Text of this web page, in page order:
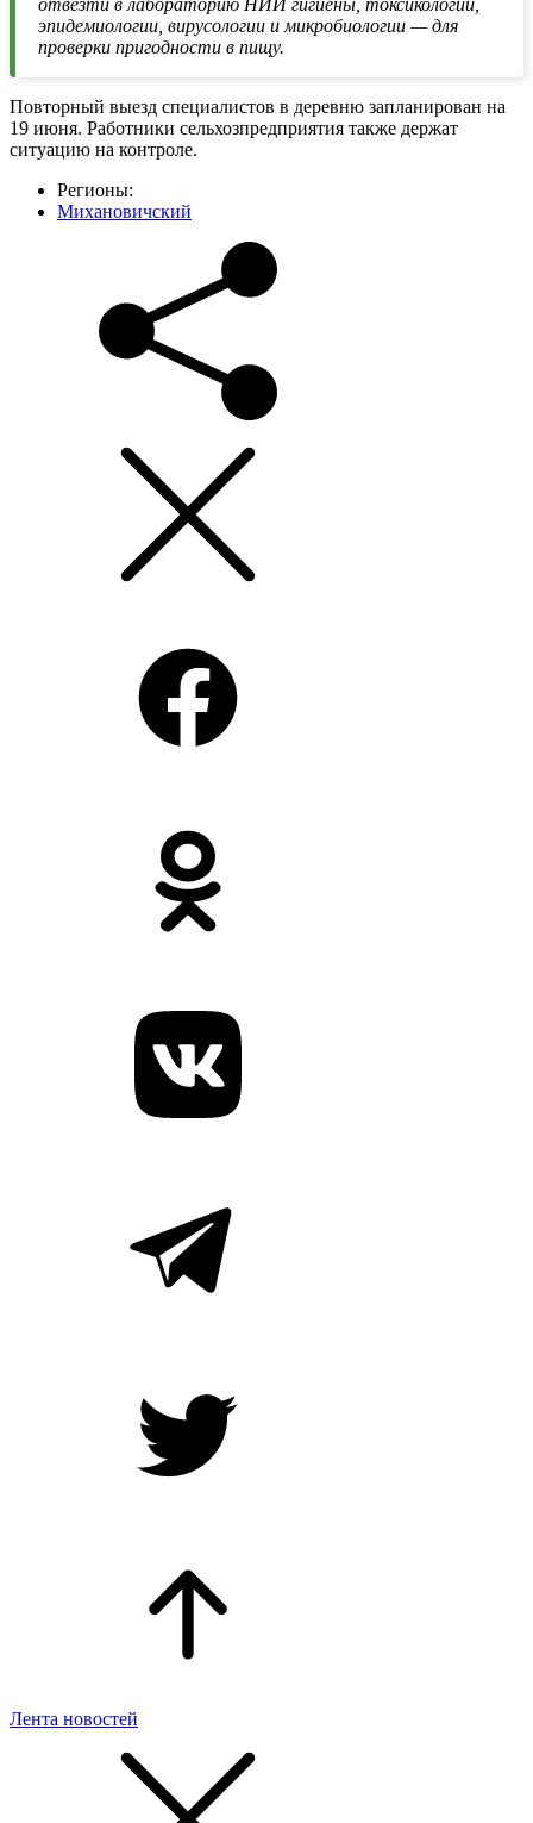
отвезти в лабораторию НИИ гигиены, токсикологии,
эпидемиологии, вирусологии и микробиологии — для
проверки пригодности в пищу.
Повторный выезд специалистов в деревню запланирован на
19 июня. Работники сельхозпредприятия также держат
ситуацию на контроле.
Регионы:
Михановичский
Лента новостей